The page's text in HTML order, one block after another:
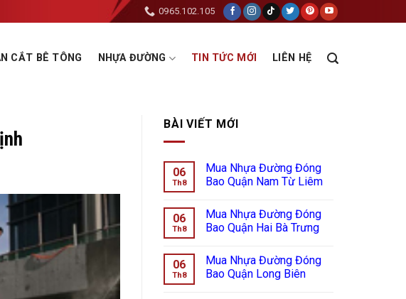
0965.102.105
CẮT BÊ TÔNG NHỰA ĐƯỜNG TIN TỨC MỚI LIÊN HỆ
BÀI VIẾT MỚI
06
Th8
Mua Nhựa Đường Đóng
Bao Quận Nam Từ Liêm
06
Th8
Mua Nhựa Đường Đóng
Bao Quận Hai Bà Trưng
06
Th8
Mua Nhựa Đường Đóng
Bao Quận Long Biên